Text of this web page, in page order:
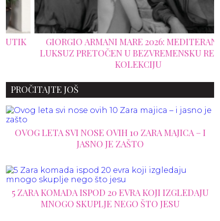
GIORGIO ARMANI MARE 2026: MEDITERANSKI
LUKSUZ PRETOČEN U BEZVREMENSKU RESORT
KOLEKCIJU
PROČITAJTE JOŠ
OVOG LETA SVI NOSE OVIH 10 ZARA MAJICA – I
JASNO JE ZAŠTO
5 ZARA KOMADA ISPOD 20 EVRA KOJI IZGLEDAJU
MNOGO SKUPLJE NEGO ŠTO JESU